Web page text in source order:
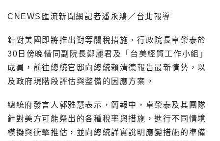
CNEWS匯流新聞網記者潘永鴻／台北報導
針對美國即將推出對等關稅措施，行政院長卓榮泰於
30日傍晚偕同副院長鄭麗君及「台美經貿工作小組」
成員，前往總統官邸向總統賴清德報告最新情勢，以
及政府現階段評估與整備的因應方案。
總統府發言人郭雅慧表示，簡報中，卓榮泰及其團隊
針對美方可能祭出的各種稅率與措施，進行不同情境
模擬與衝擊推估，並向總統詳實說明應變措施的準備